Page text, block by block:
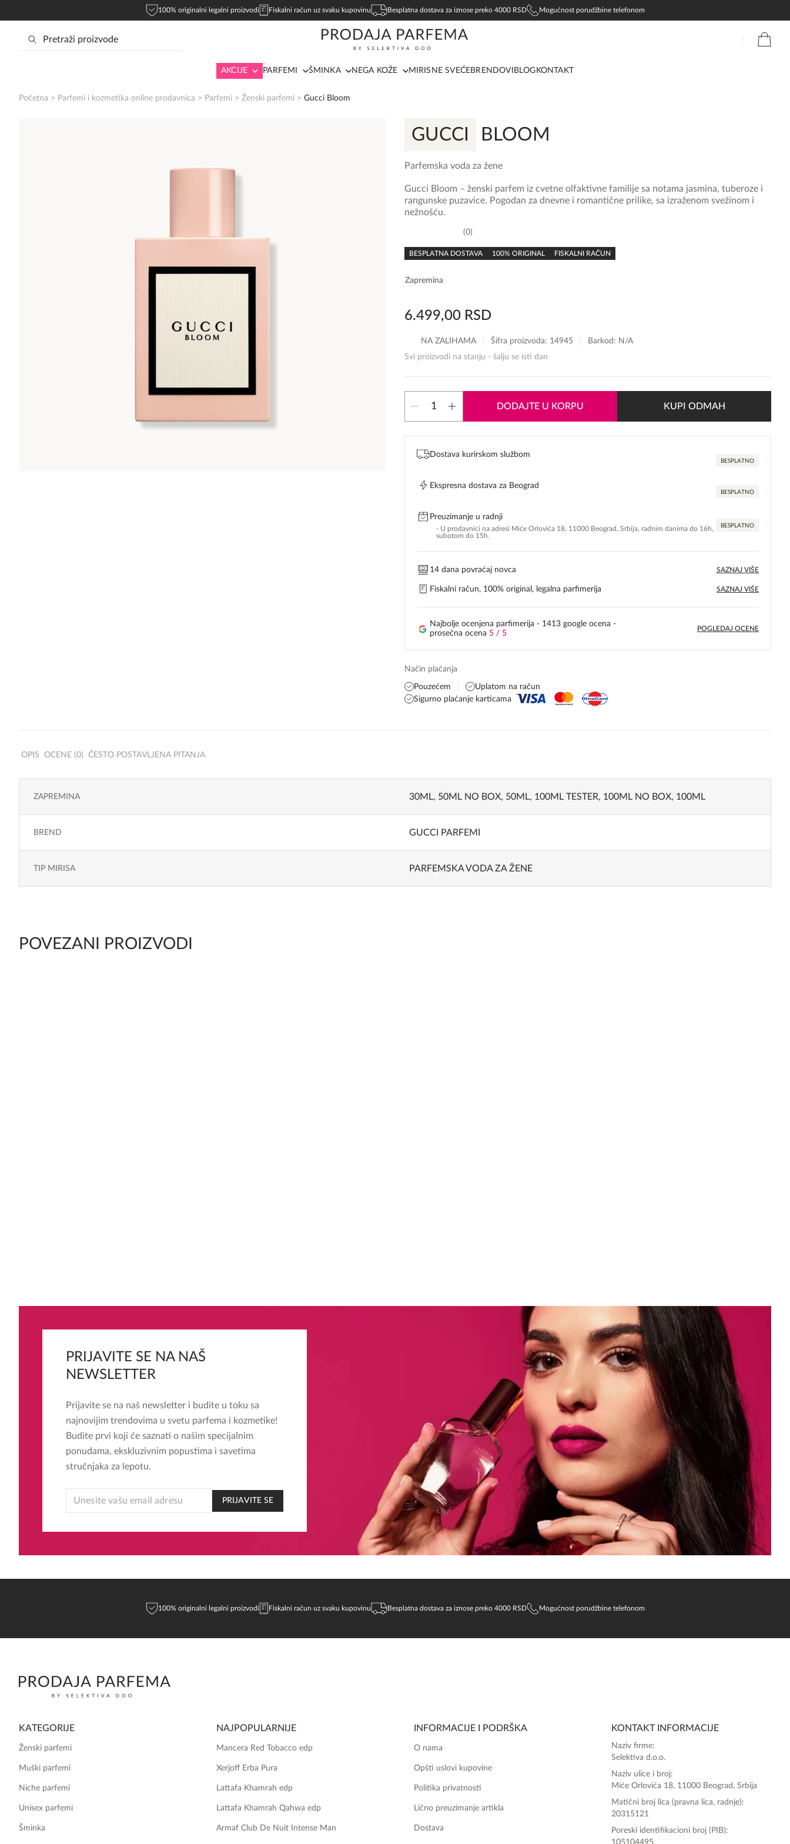
100% originalni legalni proizvodi Fiskalni račun uz svaku kupovinu Besplatna dostava za iznose preko 4000 RSD Mogućnost porudžbine telefonom
AKCIJE PARFEMI ŠMINKA NEGA KOŽE MIRISNE SVEĆEBRENDOVI BLOG KONTAKT
Početna > Parfemi i kozmetika online prodavnica > Parfemi > Ženski parfemi > Gucci Bloom
GUCCI BLOOM
Parfemska voda za žene
rating
0
BESPLATNA DOSTAVA 100% ORIGINAL FISKALNI RAČUN
Gucci Bloom – ženski parfem iz cvetne olfaktivne familije sa notama jasmina, tuberoze i
rangunske puzavice. Pogodan za dnevne i romantične prilike, sa izraženom svežinom i
nežnošću.
Zapremina
6.499,00 RSD
NA ZALIHAMA Šifra proizvoda: 14945
Barkod: N/A
Svi proizvodi na stanju - šalju se isti dan
Gucci
količina
DODAJTE U KORPU KUPI ODMAH
Dostava kurirskom službom
BESPLATNO
Ekspresna dostava za Beograd
BESPLATNO
Preuzimanje u radnji
- U prodavnici na adresi Miće Orlovića 18, 11000 Beograd, Srbija, radnim danima do 16h,
subotom do 15h.
BESPLATNO
14 dana povraćaj novca SAZNAJ VIŠE
Fiskalni račun, 100% original, legalna parfimerija SAZNAJ VIŠE
Najbolje ocenjena parfimerija - 1413 google ocena -
prosečna ocena 5 / 5
POGLEDAJ OCENE
Način plaćanja
Pouzećem
Uplatom na račun
Sigurno plaćanje karticama
OPIS OCENE (0) ČESTO POSTAVLJENA PITANJA
ZAPREMINA 30ML, 50ML NO BOX, 50ML, 100ML TESTER, 100ML NO BOX, 100ML
BREND GUCCI PARFEMI
TIP MIRISA PARFEMSKA VODA ZA ŽENE
POVEZANI PROIZVODI
PRIJAVITE SE NA NAŠ
NEWSLETTER
Prijavite se na naš newsletter i budite u toku sa
najnovijim trendovima u svetu parfema i kozmetike!
Budite prvi koji će saznati o našim specijalnim
ponudama, ekskluzivnim popustima i savetima
stručnjaka za lepotu.
EMAIL
PRIJAVITE SE
100% originalni legalni proizvodi Fiskalni račun uz svaku kupovinu Besplatna dostava za iznose preko 4000 RSD Mogućnost porudžbine telefonom
KATEGORIJE
Ženski parfemi
Muški parfemi
Niche parfemi
Unisex parfemi
Šminka
NAJPOPULARNIJE
Mancera Red Tobacco edp
Xerjoff Erba Pura
Lattafa Khamrah edp
Lattafa Khamrah Qahwa edp
Armaf Club De Nuit Intense Man
INFORMACIJE I PODRŠKA
O nama
Opšti uslovi kupovine
Politika privatnosti
Lično preuzimanje artikla
Dostava
KONTAKT INFORMACIJE
Naziv firme:
Selektiva d.o.o.
Naziv ulice i broj:
Miće Orlovića 18, 11000 Beograd, Srbija
Matični broj lica (pravna lica, radnje):
20315121
Poreski identifikacioni broj (PIB):
Zdravo, tu sam da Vam pomognem da
poručite svoj omiljeni parfem danas ali i za